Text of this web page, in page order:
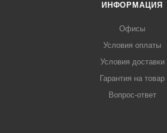
ИНФОРМАЦИЯ
Офисы
Условия оплаты
Условия доставки
Гарантия на товар
Вопрос-ответ